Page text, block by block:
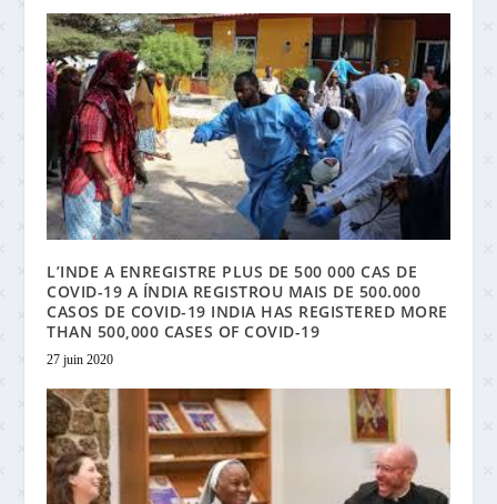
L’INDE A ENREGISTRE PLUS DE 500 000 CAS DE
COVID-19 A ÍNDIA REGISTROU MAIS DE 500.000
CASOS DE COVID-19 INDIA HAS REGISTERED MORE
THAN 500,000 CASES OF COVID-19
27 juin 2020